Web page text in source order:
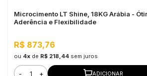
Microcimento LT Shine, 18KG Arábia -
Aderência e Flexibilidade
R$ 873,76
ou 4x de R$ 218,44 sem juros
- + ADICIONAR